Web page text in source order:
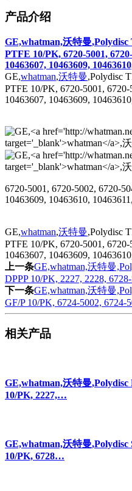
产品介绍
GE,whatman,沃特曼
PTFE 10/PK, 6720-5001,
10463607, 10463609,
GE,whatman,沃特曼,Polydisc
PTFE 10/PK, 6720-5001,
10463607, 10463609,
6720-5001, 6720-5002, 6720-
10463609, 10463610, 10463611,
GE,whatman,沃特曼,Polydisc
PTFE 10/PK, 6720-5001,
10463607, 10463609,
上一条GE,whatman,沃特曼
DPPP 10/PK, 2227, 2228,
下一条GE,whatman,沃特曼
GF/P 10/PK, 6724-5002, 6724-
相关产品
GE,whatman,沃特曼
10/PK, 2227,…
GE,whatman,沃特曼
10/PK, 6728…